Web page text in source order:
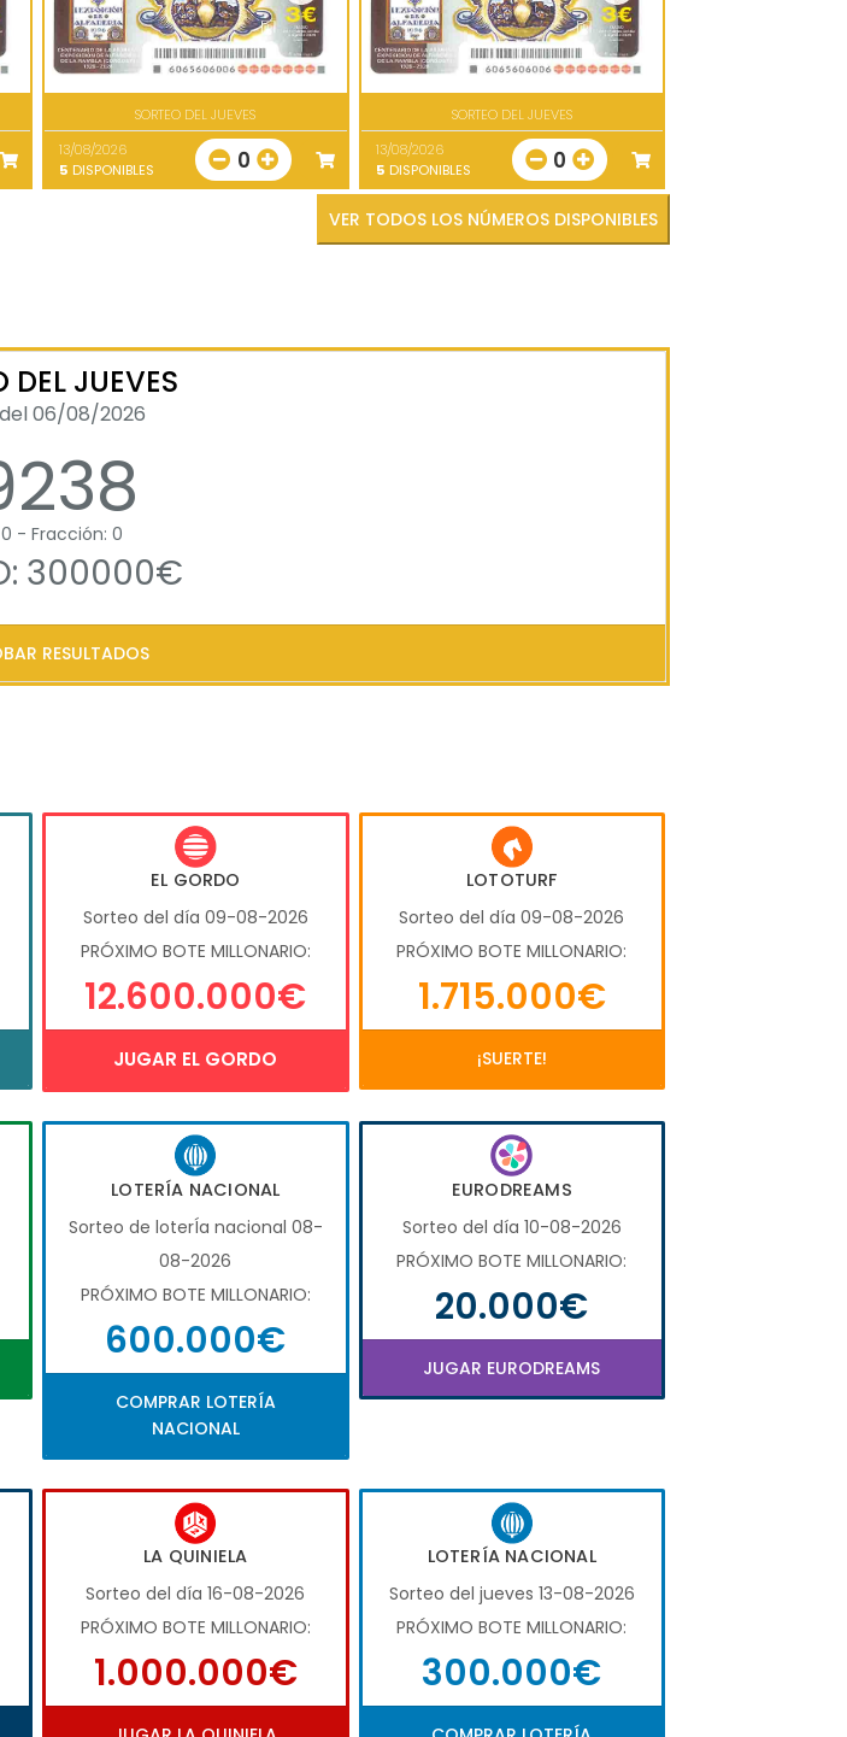
SORTEO DEL JUEVES
13/08/2026
5 DISPONIBLES 0
SORTEO DEL JUEVES
13/08/2026
5 DISPONIBLES 0
VER TODOS LOS NÚMEROS DISPONIBLES
DEL JUEVES
06/08/2026
- Fracción: 0
300000€
RESULTADOS
EL GORDO
Sorteo del día 09-08-2026
PRÓXIMO BOTE MILLONARIO:
12.600.000€
JUGAR EL GORDO
LOTOTURF
Sorteo del día 09-08-2026
PRÓXIMO BOTE MILLONARIO:
1.715.000€
¡SUERTE!
LOTERÍA NACIONAL
Sorteo de loterÍa nacional 08-
08-2026
PRÓXIMO BOTE MILLONARIO:
600.000€
COMPRAR LOTERÍA
NACIONAL
EURODREAMS
Sorteo del día 10-08-2026
PRÓXIMO BOTE MILLONARIO:
20.000€
JUGAR EURODREAMS
LA QUINIELA
Sorteo del día 16-08-2026
PRÓXIMO BOTE MILLONARIO:
1.000.000€
LOTERÍA NACIONAL
Sorteo del jueves 13-08-2026
PRÓXIMO BOTE MILLONARIO:
300.000€